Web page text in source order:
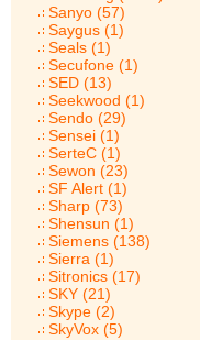
Sanyo (57)
Saygus (1)
Seals (1)
Secufone (1)
SED (13)
Seekwood (1)
Sendo (29)
Sensei (1)
SerteC (1)
Sewon (23)
SF Alert (1)
Sharp (73)
Shensun (1)
Siemens (138)
Sierra (1)
Sitronics (17)
SKY (21)
Skype (2)
SkyVox (5)